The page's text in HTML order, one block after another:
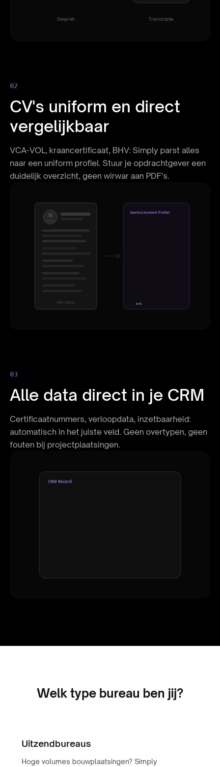
Gesprek Transcriptie
PDF / DOCX
Gestructureerd Profiel
94%
02
CV's uniform en direct
vergelijkbaar
VCA-VOL, kraancertificaat, BHV: Simply parst alles
naar een uniform profiel. Stuur je opdrachtgever een
duidelijk overzicht, geen wirwar aan PDF's.
CRM Record
03
Alle data direct in je CRM
Certificaatnummers, verloopdata, inzetbaarheid:
automatisch in het juiste veld. Geen overtypen, geen
fouten bij projectplaatsingen.
Welk type bureau ben jij?
Uitzendbureaus
Hoge volumes bouwplaatsingen? Simply